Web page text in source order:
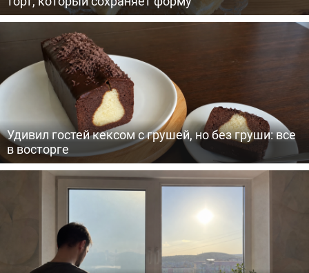
Удивил гостей кексом с грушей, но без груши: все
в восторге